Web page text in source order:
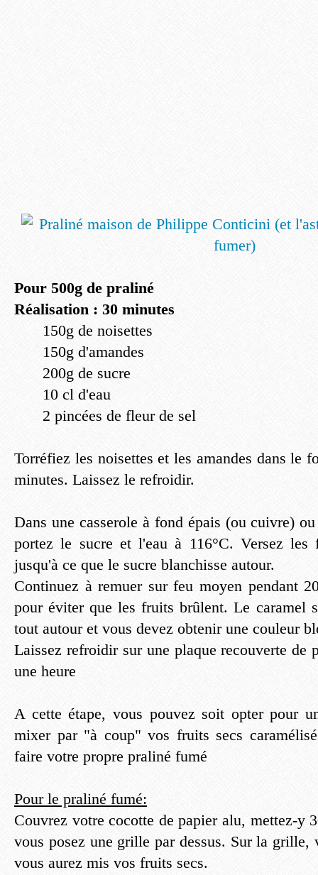
Pour 500g de praliné
Réalisation : 30 minutes
150g de noisettes
150g d'amandes
200g de sucre
10 cl d'eau
2 pincées de fleur de sel
Torréfiez les noisettes et les amandes dans le
minutes. Laissez le refroidir.
Dans une casserole à fond épais (ou cuivre)
portez le sucre et l'eau à 116°C. Versez les
jusqu'à ce que le sucre blanchisse autour.
Continuez à remuer sur feu moyen pendant
pour éviter que les fruits brûlent. Le caramel
tout autour et vous devez obtenir une couleur
Laissez refroidir sur une plaque recouverte de
une heure
A cette étape, vous pouvez soit opter pour
mixer par "à coup" vos fruits secs
faire votre propre praliné fumé
Pour le praliné fumé:
Couvrez votre cocotte de papier alu, mettez-y
vous posez une grille par dessus. Sur la grille,
vous aurez mis vos fruits secs.